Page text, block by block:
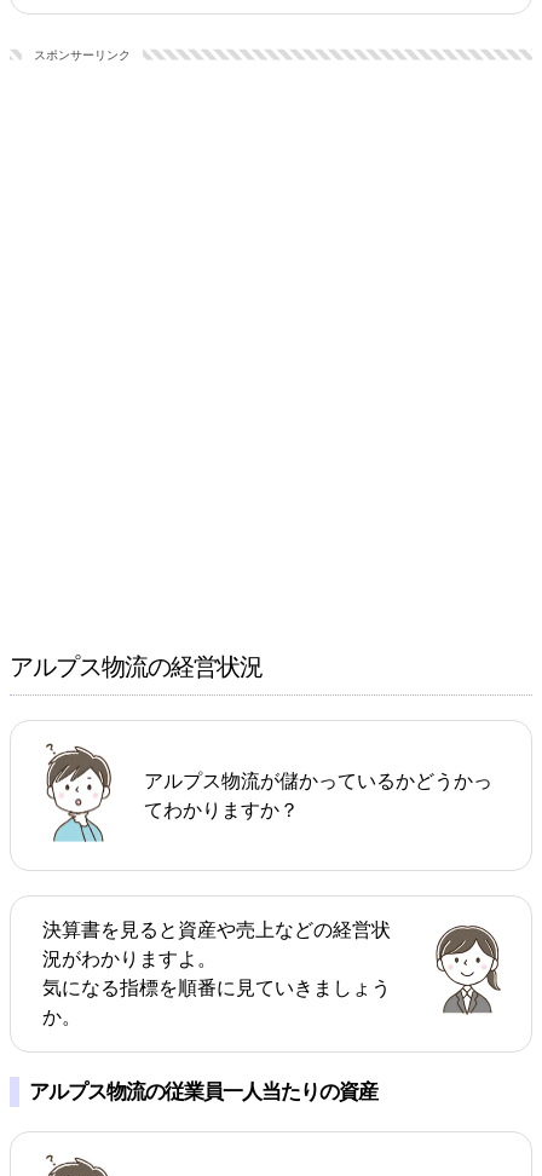
スポンサーリンク
アルプス物流の経営状況
アルプス物流が儲かっているかどうかっ
てわかりますか？
決算書を見ると資産や売上などの経営状
況がわかりますよ。
気になる指標を順番に見ていきましょう
か。
アルプス物流の従業員一人当たりの資産